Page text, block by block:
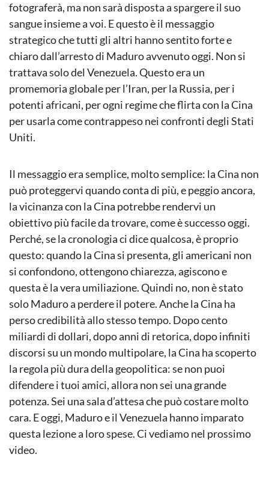
fotograferà, ma non sarà disposta a spargere il suo
sangue insieme a voi. E questo è il messaggio
strategico che tutti gli altri hanno sentito forte e
chiaro dall’arresto di Maduro avvenuto oggi. Non si
trattava solo del Venezuela. Questo era un
promemoria globale per l’Iran, per la Russia, per i
potenti africani, per ogni regime che flirta con la Cina
per usarla come contrappeso nei confronti degli Stati
Uniti.
Il messaggio era semplice, molto semplice: la Cina non
può proteggervi quando conta di più, e peggio ancora,
la vicinanza con la Cina potrebbe rendervi un
obiettivo più facile da trovare, come è successo oggi.
Perché, se la cronologia ci dice qualcosa, è proprio
questo: quando la Cina si presenta, gli americani non
si confondono, ottengono chiarezza, agiscono e
questa è la vera umiliazione. Quindi no, non è stato
solo Maduro a perdere il potere. Anche la Cina ha
perso credibilità allo stesso tempo. Dopo cento
miliardi di dollari, dopo anni di retorica, dopo infiniti
discorsi su un mondo multipolare, la Cina ha scoperto
la regola più dura della geopolitica: se non puoi
difendere i tuoi amici, allora non sei una grande
potenza. Sei una sala d’attesa che può costare molto
cara. E oggi, Maduro e il Venezuela hanno imparato
questa lezione a loro spese. Ci vediamo nel prossimo
video.